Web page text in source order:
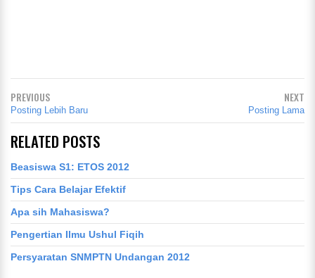
PREVIOUS
Posting Lebih Baru
NEXT
Posting Lama
RELATED POSTS
Beasiswa S1: ETOS 2012
Tips Cara Belajar Efektif
Apa sih Mahasiswa?
Pengertian Ilmu Ushul Fiqih
Persyaratan SNMPTN Undangan 2012